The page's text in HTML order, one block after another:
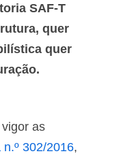
SAF-T
quer
quer
as
n.º 302/2016,